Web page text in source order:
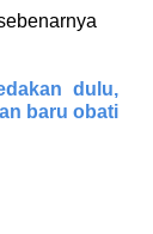
dulu,
baru obati